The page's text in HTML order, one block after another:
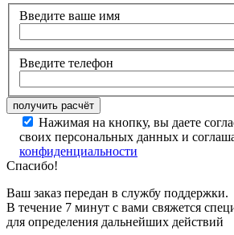
Введите ваше имя
Введите телефон
Нажимая на кнопку, вы даете
своих персональных данных и
конфиденциальности
Спасибо!
Ваш заказ передан в службу поддержки.
В течение 7 минут с вами свяжется
для определения дальнейших действий